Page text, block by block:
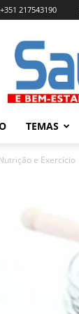
+351 217543190
TEMAS
e Exercício